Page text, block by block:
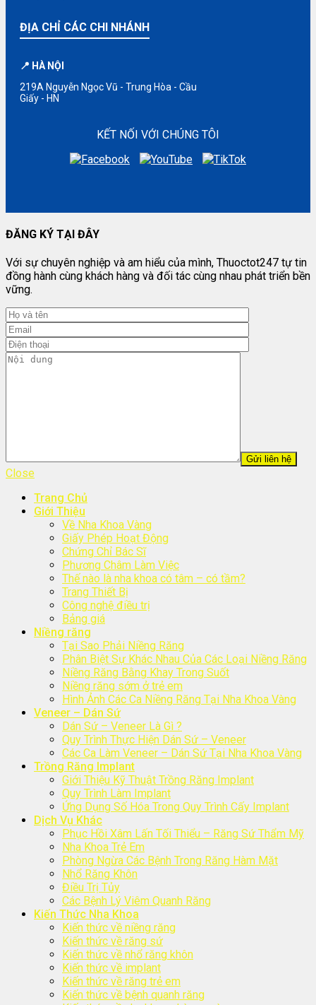
ĐỊA CHỈ CÁC CHI NHÁNH
📍 HÀ NỘI
219A Nguyễn Ngọc Vũ - Trung Hòa - Cầu
Giấy - HN
KẾT NỐI VỚI CHÚNG TÔI
ĐĂNG KÝ TẠI ĐÂY
Với sự chuyên nghiệp và am hiểu của mình, Thuoctot247 tự tin
đồng hành cùng khách hàng và đối tác cùng nhau phát triển bền
vững.
Close
Trang Chủ
Giới Thiệu
Về Nha Khoa Vàng
Giấy Phép Hoạt Động
Chứng Chỉ Bác Sĩ
Phương Châm Làm Việc
Thế nào là nha khoa có tâm – có tầm?
Trang Thiết Bị
Công nghệ điều trị
Bảng giá
Niềng răng
Tại Sao Phải Niềng Răng
Phân Biệt Sự Khác Nhau Của Các Loại Niềng Răng
Niềng Răng Bằng Khay Trong Suốt
Niềng răng sớm ở trẻ em
Hình Ảnh Các Ca Niềng Răng Tại Nha Khoa Vàng
Veneer – Dán Sứ
Dán Sứ – Veneer Là Gì ?
Quy Trình Thực Hiện Dán Sứ – Veneer
Các Ca Làm Veneer – Dán Sứ Tại Nha Khoa Vàng
Trồng Răng Implant
Giới Thiệu Kỹ Thuật Trồng Răng Implant
Quy Trình Làm Implant
Ứng Dụng Số Hóa Trong Quy Trình Cấy Implant
Dịch Vụ Khác
Phục Hồi Xâm Lấn Tối Thiểu – Răng Sứ Thẩm Mỹ
Nha Khoa Trẻ Em
Phòng Ngừa Các Bệnh Trong Răng Hàm Mặt
Nhổ Răng Khôn
Điều Trị Tủy
Các Bệnh Lý Viêm Quanh Răng
Kiến Thức Nha Khoa
Kiến thức về niềng răng
Kiến thức về răng sứ
Kiến thức về nhổ răng khôn
Kiến thức về implant
Kiến thức về răng trẻ em
Kiến thức về bệnh quanh răng